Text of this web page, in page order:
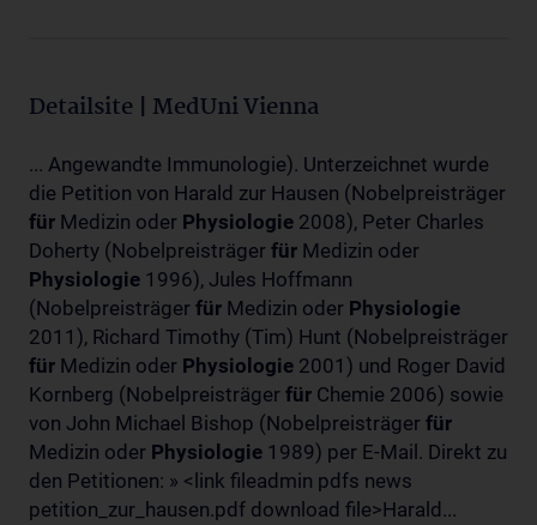
Detailsite | MedUni Vienna
... Angewandte Immunologie). Unterzeichnet wurde
die Petition von Harald zur Hausen (Nobelpreisträger
für Medizin oder Physiologie 2008), Peter Charles
Doherty (Nobelpreisträger für Medizin oder
Physiologie 1996), Jules Hoffmann
(Nobelpreisträger für Medizin oder Physiologie
2011), Richard Timothy (Tim) Hunt (Nobelpreisträger
für Medizin oder Physiologie 2001) und Roger David
Kornberg (Nobelpreisträger für Chemie 2006) sowie
von John Michael Bishop (Nobelpreisträger für
Medizin oder Physiologie 1989) per E-Mail. Direkt zu
den Petitionen: » <link fileadmin pdfs news
petition_zur_hausen.pdf download file>Harald...